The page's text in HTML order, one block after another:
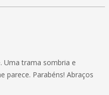
Uma trama sombria e
parece. Parabéns! Abraços